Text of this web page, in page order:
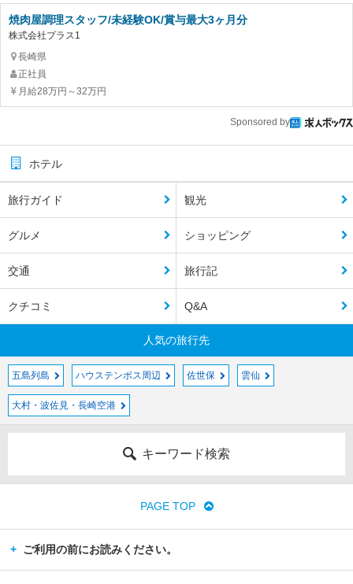
焼肉屋調理スタッフ/未経験OK/賞与最大3ヶ月分
株式会社プラス1
長崎県
正社員
月給28万円～32万円
Sponsored by
ホテル
旅行ガイド 観光
グルメ ショッピング
交通 旅行記
クチコミ Q&A
人気の旅行先
五島列島 ハウステンボス周辺 佐世保 雲仙
大村・波佐見・長崎空港
キーワード検索
PAGE TOP
ご利用の前にお読みください。